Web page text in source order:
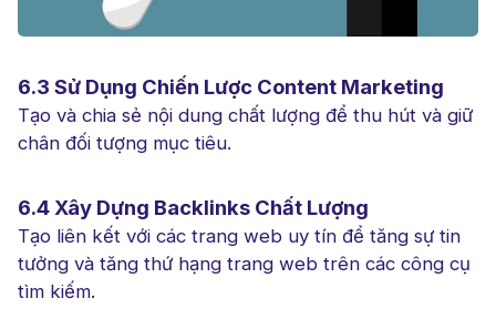
6.3 Sử Dụng Chiến Lược Content Marketing
Tạo và chia sẻ nội dung chất lượng để thu hút và giữ
chân đối tượng mục tiêu.
6.4 Xây Dựng Backlinks Chất Lượng
Tạo liên kết với các trang web uy tín để tăng sự tin
tưởng và tăng thứ hạng trang web trên các công cụ
tìm kiếm.